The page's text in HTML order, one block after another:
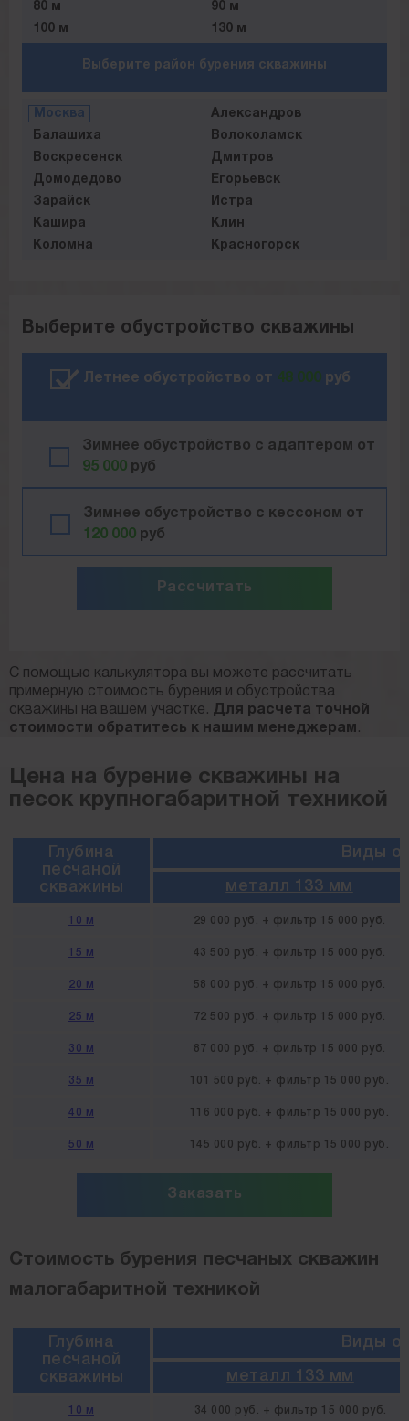
80 м
90 м
100 м
130 м
Выберите район бурения скважины
Москва
Александров
Балашиха
Волоколамск
Воскресенск
Дмитров
Домодедово
Егорьевск
Зарайск
Истра
Кашира
Клин
Коломна
Красногорск
Ногинск
Одинцово
Озёры
Орехово-Зуево
Павловский-Посад
Подольск
Руза
Сергиев Посад
Серебряные пруды
Серпухов
Солнечногорск
Талдом
Химки
Шатура
Шаховская
Выберите обустройство скважины
Летнее обустройство от 48 000 руб
Зимнее обустройство с адаптером от
95 000 руб
Зимнее обустройство с кессоном от
120 000 руб
Рассчитать
С помощью калькулятора вы можете рассчитать
примерную стоимость бурения и обустройства
скважины на вашем участке. Для расчета точной
стоимости обратитесь к нашим менеджерам .
Цена на бурение скважины на
песок крупногабаритной техникой
Глубина
песчаной
скважины
Виды
металл 133 мм
10 м 29 000 руб. + фильтр 15 000 руб.
15 м 43 500 руб. + фильтр 15 000 руб.
20 м 58 000 руб. + фильтр 15 000 руб.
25 м 72 500 руб. + фильтр 15 000 руб.
30 м 87 000 руб. + фильтр 15 000 руб.
35 м 101 500 руб. + фильтр 15 000 руб.
40 м 116 000 руб. + фильтр 15 000 руб.
50 м 145 000 руб. + фильтр 15 000 руб.
Заказать
Стоимость бурения песчаных скважин
малогабаритной техникой
Глубина
песчаной
скважины
Виды
металл 133 мм
10 м 34 000 руб. + фильтр 15 000 руб.